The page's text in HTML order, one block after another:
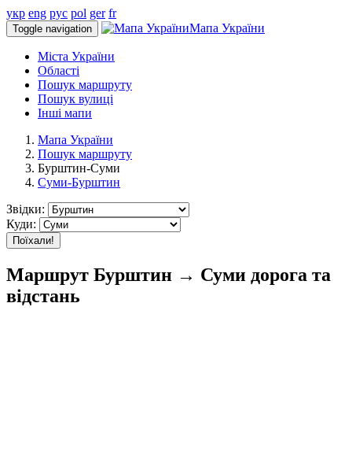
укр eng рус pol ger fr
Toggle navigation Мапа України
Міста України
Області
Пошук маршруту
Пошук вулиці
Інші мапи
Мапа України
Пошук маршруту
Бурштин-Суми
Суми-Бурштин
Звідки:
Куди:
Поїхали!
Маршрут Бурштин → Суми дорога та
відстань